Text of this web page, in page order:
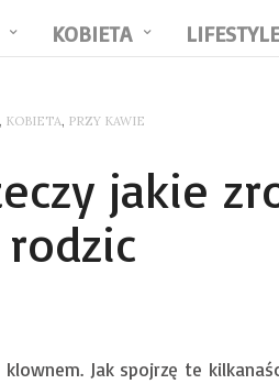
KOBIETA LIFESTYLE
KOBIETA, PRZY KAWIE
jakie
Jak spojrzę te